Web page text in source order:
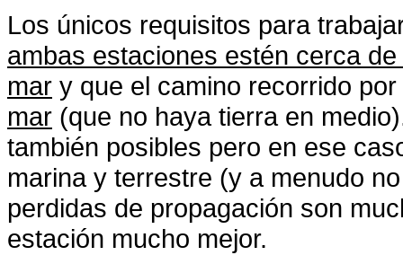
Los únicos requisitos para
ambas estaciones estén cerca
mar y que el camino recorrido
mar (que no haya tierra en
también posibles pero en ese
marina y terrestre (y a menudo
perdidas de propagación son
estación mucho mejor.